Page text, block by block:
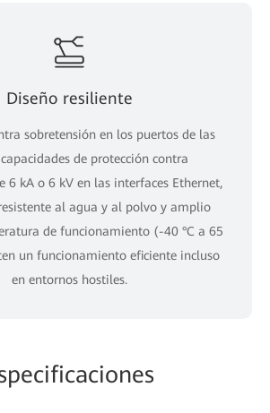
Diseño resiliente
sobretensión en los puertos de las
de protección contra
6 kA o 6 kV en las interfaces Ethernet,
al agua y al polvo y amplio
de funcionamiento (-40 °C a 65
un funcionamiento eficiente incluso
en entornos hostiles.